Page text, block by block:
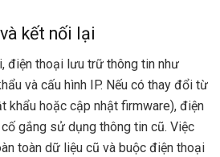
kết nối lại
điện thoại lưu trữ thông tin như
và cấu hình IP. Nếu có thay đổi từ
khẩu hoặc cập nhật firmware), điện
gắng sử dụng thông tin cũ. Việc
toàn dữ liệu cũ và buộc điện thoại